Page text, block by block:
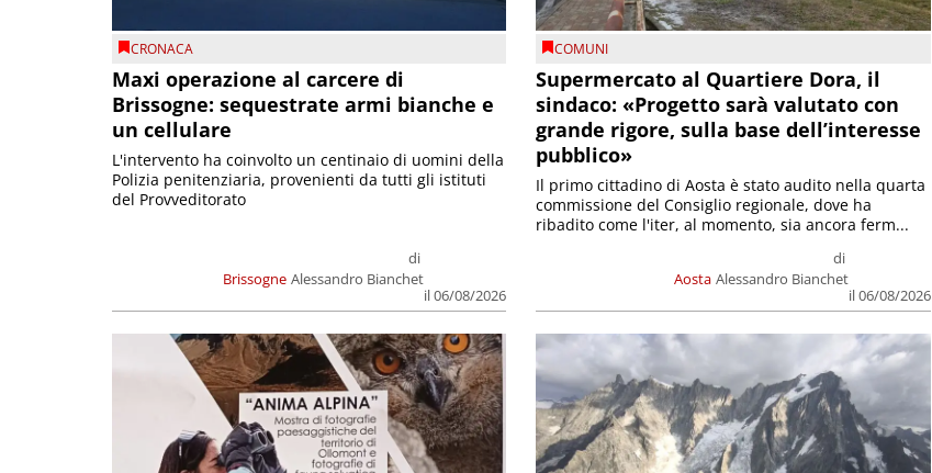
CRONACA
Maxi operazione al carcere di
Brissogne: sequestrate armi bianche e
un cellulare
Brissogne
di
Alessandro Bianchet
il 06/08/2026
L'intervento ha coinvolto un centinaio di uomini della
Polizia penitenziaria, provenienti da tutti gli istituti
del Provveditorato
COMUNI
Supermercato al Quartiere Dora, il
sindaco: «Progetto sarà valutato con
grande rigore, sulla base dell’interesse
pubblico»
Aosta
di
Alessandro Bianchet
il 06/08/2026
Il primo cittadino di Aosta è stato audito nella quarta
commissione del Consiglio regionale, dove ha
ribadito come l'iter, al momento, sia ancora ferm...